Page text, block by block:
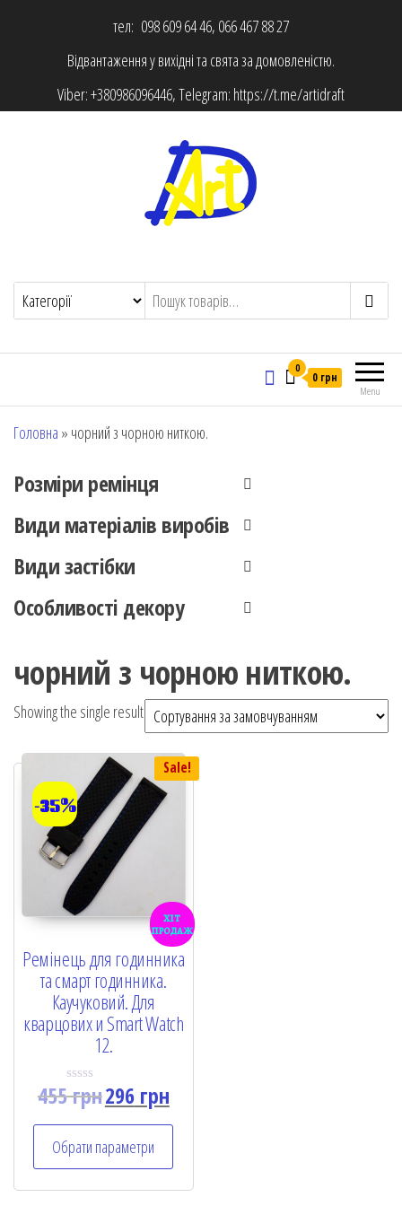
тел: 098 609 64 46, 066 467 88 27
Відвантаження у вихідні та свята за домовленістю.
Viber:+380986096446, Telegram: https://t.me/artidraft
Menu
0
0 грн
Головна » чорний з чорною ниткою.
Розміри ремінця
Види матеріалів виробів
Види застібки
Особливості декору
чорний з чорною ниткою.
Showing the single result
Sale!
-35%
хіт
продаж
Ремінець для годинника
та смарт годинника.
Каучуковий. Для
кварцових и Smart Watch
12.
R
a
d
0
o
u
455грн296грн
Обрати параметри